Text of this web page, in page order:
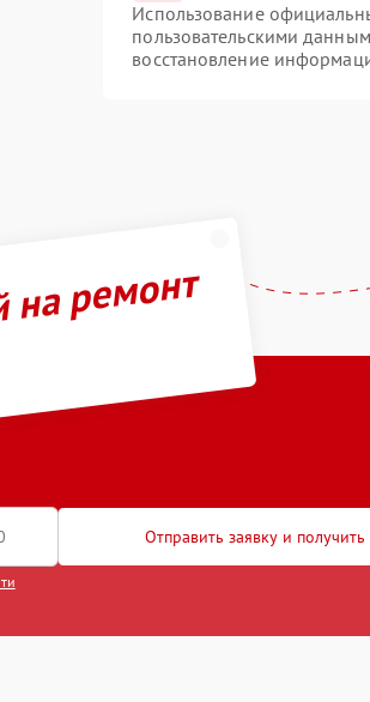
Использование
пользовательскими
восстановление
ремонт
Отправить заявку и